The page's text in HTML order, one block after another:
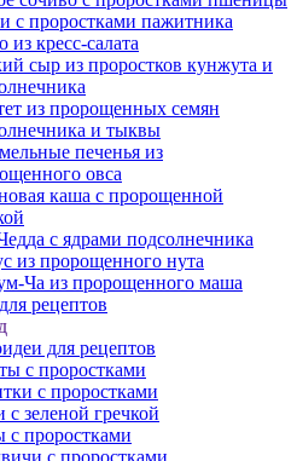
с проростками пажитника
из кресс-салата
сыр из проростков кунжута и
из пророщенных семян
и тыквы
печенья из
овса
каша с пророщенной
с ядрами подсолнечника
из пророщенного нута
Ча из пророщенного маша
рецептов
для рецептов
с проростками
с проростками
зеленой гречкой
с проростками
с проростками